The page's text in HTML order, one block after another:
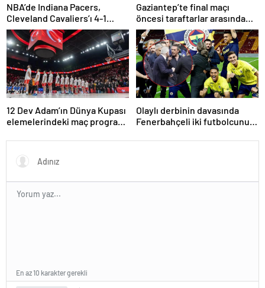
NBA’de Indiana Pacers,
Cleveland Cavaliers’ı 4-1
yenerek konferans finaline
yükseldi
Gaziantep’te final maçı
öncesi taraftarlar arasında
tartışma çıktı
12 Dev Adam’ın Dünya Kupası
elemelerindeki maç programı
Olaylı derbinin davasında
Fenerbahçeli iki futbolcunun
En az 10 karakter gerekli